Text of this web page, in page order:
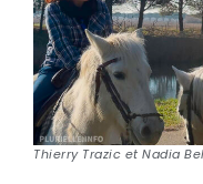
Thierry Trazic et Nadia